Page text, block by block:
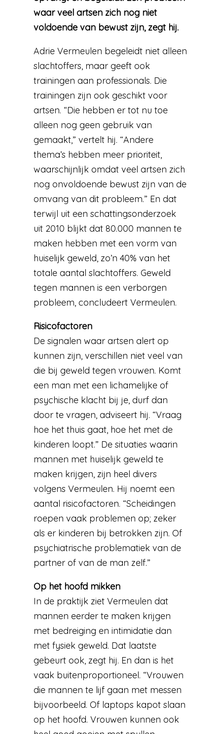
waar veel artsen zich nog niet
voldoende van bewust zijn, zegt hij.
Adrie Vermeulen begeleidt niet alleen
slachtoffers, maar geeft ook
trainingen aan professionals. Die
trainingen zijn ook geschikt voor
artsen. “Die hebben er tot nu toe
alleen nog geen gebruik van
gemaakt,” vertelt hij. “Andere
thema’s hebben meer prioriteit,
waarschijnlijk omdat veel artsen zich
nog onvoldoende bewust zijn van de
omvang van dit probleem.” En dat
terwijl uit een schattingsonderzoek
uit 2010 blijkt dat 80.000 mannen te
maken hebben met een vorm van
huiselijk geweld, zo’n 40% van het
totale aantal slachtoffers. Geweld
tegen mannen is een verborgen
probleem, concludeert Vermeulen.
Risicofactoren
De signalen waar artsen alert op
kunnen zijn, verschillen niet veel van
die bij geweld tegen vrouwen. Komt
een man met een lichamelijke of
psychische klacht bij je, durf dan
door te vragen, adviseert hij. “Vraag
hoe het thuis gaat, hoe het met de
kinderen loopt.” De situaties waarin
mannen met huiselijk geweld te
maken krijgen, zijn heel divers
volgens Vermeulen. Hij noemt een
aantal risicofactoren. “Scheidingen
roepen vaak problemen op; zeker
als er kinderen bij betrokken zijn. Of
psychiatrische problematiek van de
partner of van de man zelf.”
Op het hoofd mikken
In de praktijk ziet Vermeulen dat
mannen eerder te maken krijgen
met bedreiging en intimidatie dan
met fysiek geweld. Dat laatste
gebeurt ook, zegt hij. En dan is het
vaak buitenproportioneel. “Vrouwen
die mannen te lijf gaan met messen
bijvoorbeeld. Of laptops kapot slaan
op het hoofd. Vrouwen kunnen ook